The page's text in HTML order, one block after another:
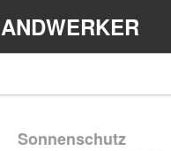
Sonnenschutz